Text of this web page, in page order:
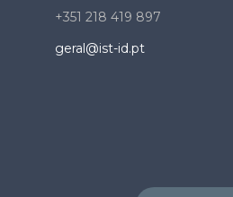
+351 218 419 897
geral@ist-id.pt